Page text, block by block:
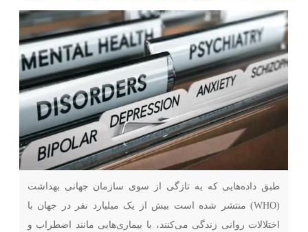
طبق داده‌هایی که به تازگی از سوی سازمان جهانی بهداشت
(WHO) منتشر شده است بیش از یک میلیارد نفر در جهان با
اختلالات روانی زندگی می‌کنند، با بیماری‌هایی مانند اضطراب و